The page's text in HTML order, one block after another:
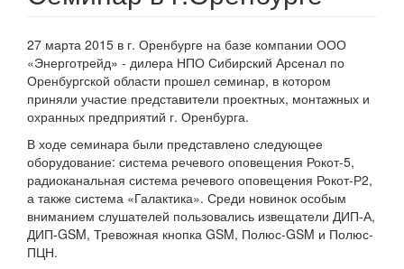
27 марта 2015 в г. Оренбурге на базе компании ООО
«Энерготрейд» - дилера НПО Сибирский Арсенал по
Оренбургской области прошел семинар, в котором
приняли участие представители проектных, монтажных и
охранных предприятий г. Оренбурга.
В ходе семинара были представлено следующее
оборудование: система речевого оповещения Рокот-5,
радиоканальная система речевого оповещения Рокот-Р2,
а также система «Галактика». Среди новинок особым
вниманием слушателей пользовались извещатели ДИП-А,
ДИП-GSM, Тревожная кнопка GSM, Полюс-GSM и Полюс-
ПЦН.